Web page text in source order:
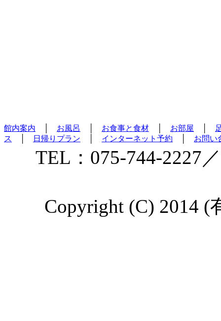
館内案内 お風呂 お食事と食材 お部屋
ス
日帰りプラン インターネット予約 お問い
TEL：075-744-2227
Copyright (C) 2014 (